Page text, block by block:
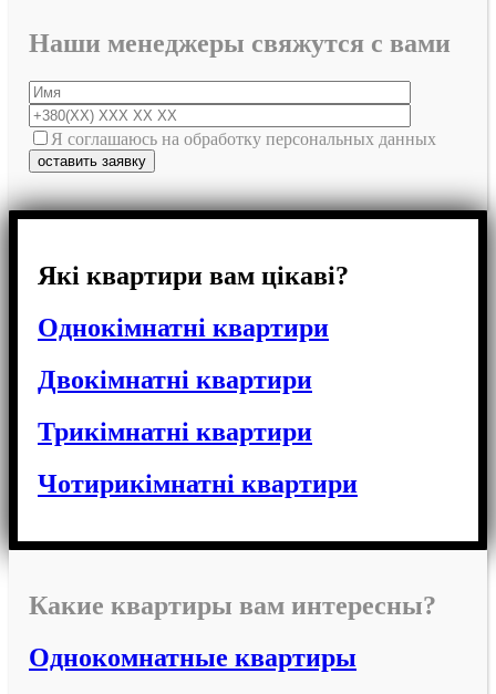
Наши менеджеры свяжутся с вами
Я соглашаюсь на обработку персональных данных
Які квартири вам цікаві?
Однокімнатні квартири
Двокімнатні квартири
Трикімнатні квартири
Чотирикімнатні квартири
Какие квартиры вам интересны?
Однокомнатные квартиры